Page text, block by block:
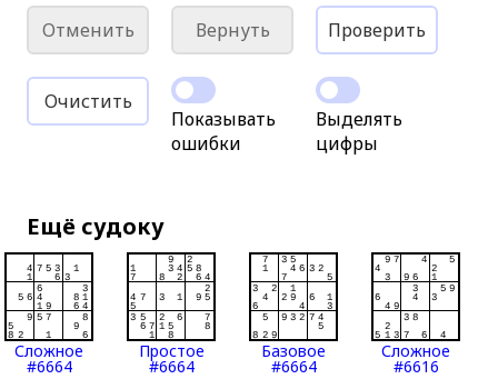
Отменить Вернуть Проверить
Очистить
Показывать
ошибки
Выделять
цифры
Ещё судоку
Сложное
#6664
Простое
#6664
Базовое
#6664
Сложное
#6616